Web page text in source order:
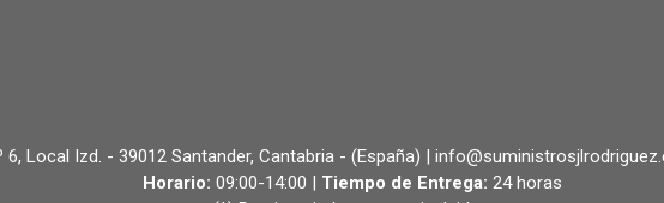
6, Local Izd. - 39012 Santander, Cantabria - (España) |
Horario: 09:00-14:00 | Tiempo de Entrega: 24 horas